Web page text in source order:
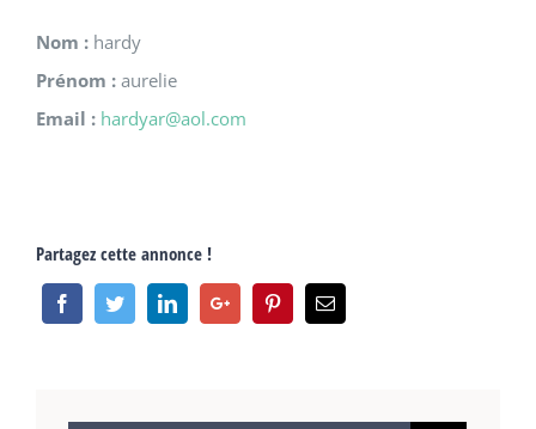
Nom : hardy
Prénom : aurelie
Email : hardyar@aol.com
Partagez cette annonce !